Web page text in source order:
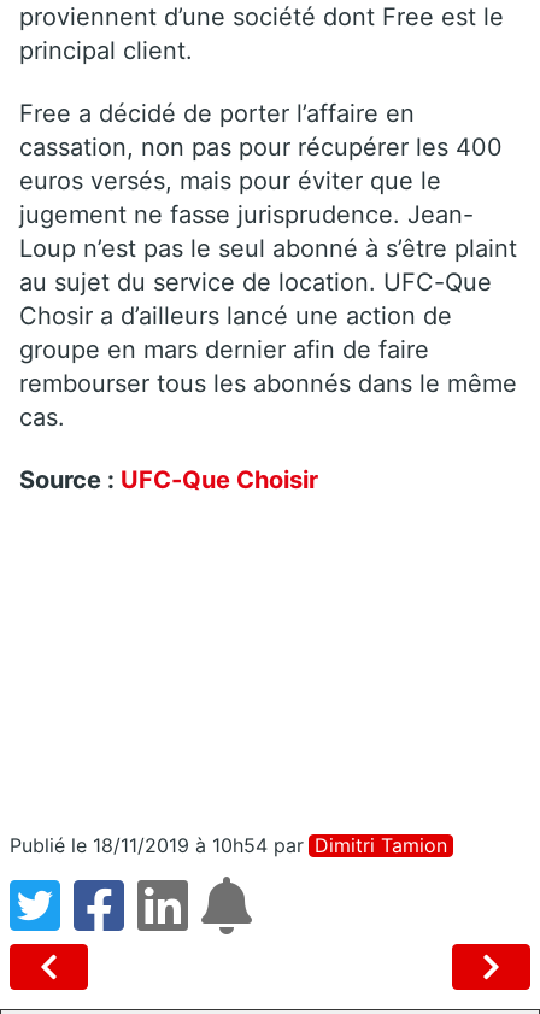
proviennent d’une société dont Free est le
principal client.
Free a décidé de porter l’affaire en
cassation, non pas pour récupérer les 400
euros versés, mais pour éviter que le
jugement ne fasse jurisprudence. Jean-
Loup n’est pas le seul abonné à s’être plaint
au sujet du service de location. UFC-Que
Chosir a d’ailleurs lancé une action de
groupe en mars dernier afin de faire
rembourser tous les abonnés dans le même
cas.
Source : UFC-Que Choisir
Publié le 18/11/2019 à 10h54 par Dimitri Tamion